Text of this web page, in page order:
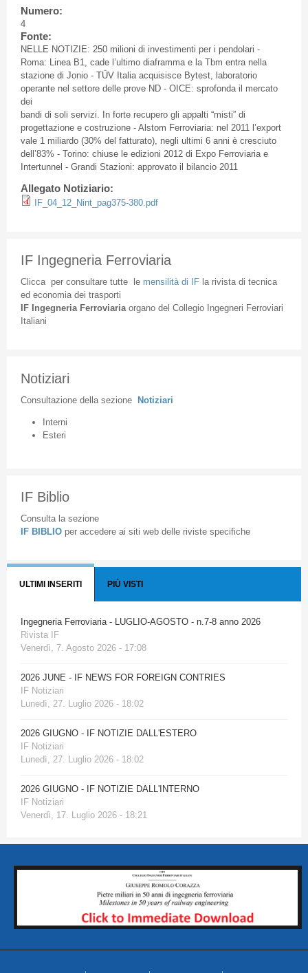
Numero:
4
Fonte:
NELLE NOTIZIE: 250 milioni di investimenti per i pendolari -
Roma: Linea B1, cade l’ultimo diaframma e la Tbm entra nella
stazione di Jonio - TÜV Italia acquisisce Bytest, laboratorio
operante nel settore delle prove ND - OICE: sprofonda il mercato
dei
bandi di soli servizi. In forte recupero gli appalti “misti” di
progettazione e costruzione - Alstom Ferroviaria: nel 2011 l’export
vale 1 miliardo (30% del fatturato), negli ultimi 6 anni è cresciuto
dell’83% - Torino: chiuse le edizioni 2012 di Expo Ferroviaria e
Intertunnel - Grandi Stazioni: approvato il bilancio 2011
Allegato Notiziario:
IF_04_12_Nint_pag375-380.pdf
IF Ingegneria Ferroviaria
Cliccaper consultare tuttele mensilità di IFla rivista di tecnica
ed economia dei trasporti
IF Ingegneria Ferroviaria organodel Collegio Ingegneri Ferroviari
Italiani
Notiziari
Consultazione della sezione Notiziari
Interni
Esteri
IF Biblio
Consulta la sezione
IF BIBLIO per accedere ai siti web delle riviste specifiche
ULTIMI INSERITI PIÙ VISTI
Ingegneria Ferroviaria - LUGLIO-AGOSTO - n.7-8 anno 2026
Rivista IF
Venerdì, 7. Agosto 2026 - 17:08
2026 JUNE - IF NEWS FOR FOREIGN CONTRIES
IF Notiziari
Lunedì, 27. Luglio 2026 - 18:02
2026 GIUGNO - IF NOTIZIE DALL'ESTERO
IF Notiziari
Lunedì, 27. Luglio 2026 - 18:02
2026 GIUGNO - IF NOTIZIE DALL'INTERNO
IF Notiziari
Venerdì, 17. Luglio 2026 - 18:21